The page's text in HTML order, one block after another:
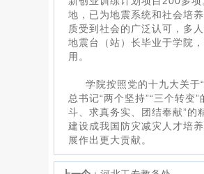
地，已为地震系统和社会培
质受到社会的广泛认可，多
地震台（站）长毕业于学院
用。
学院按照党的十九大关于
总书记“两个坚持”“三个转变
斗、求真务实、团结奉献”的
建设成我国防灾减灾人才培
展作出更大贡献。